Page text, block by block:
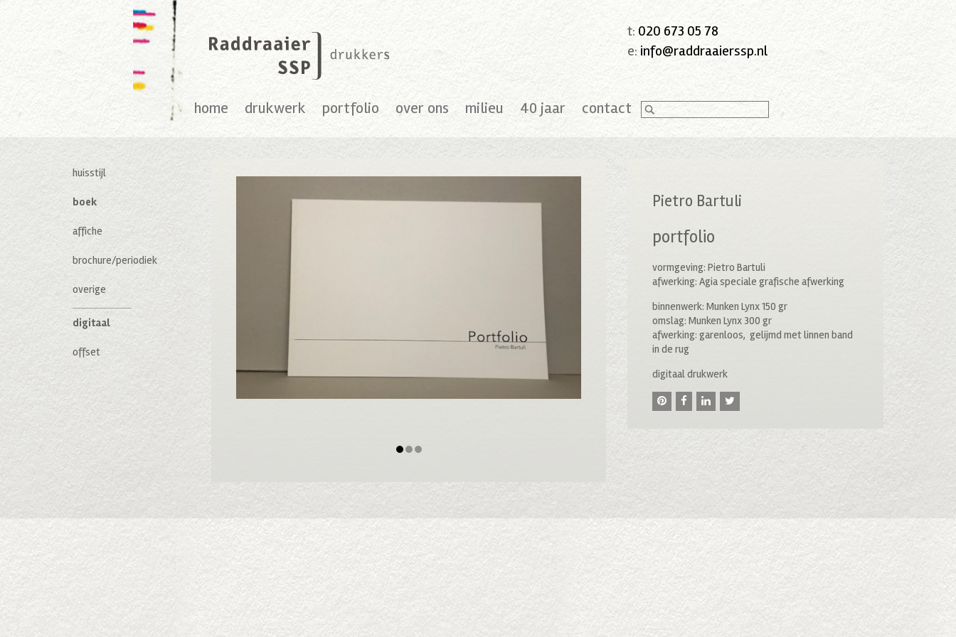
t: 020 673 05 78
e: info@raddraaierssp.nl
home drukwerk portfolio over ons milieu 40 jaar contact
huisstijl
boek
affiche
brochure/periodiek
overige
digitaal
offset
Pietro Bartuli
portfolio
vormgeving: Pietro Bartuli
afwerking: Agia speciale grafische afwerking
binnenwerk: Munken Lynx 150 gr
omslag: Munken Lynx 300 gr
afwerking: garenloos, gelijmd met linnen band
in de rug
digitaal drukwerk